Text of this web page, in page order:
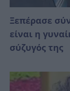
Ξεπέρασε
είναι η
σύζυγός της